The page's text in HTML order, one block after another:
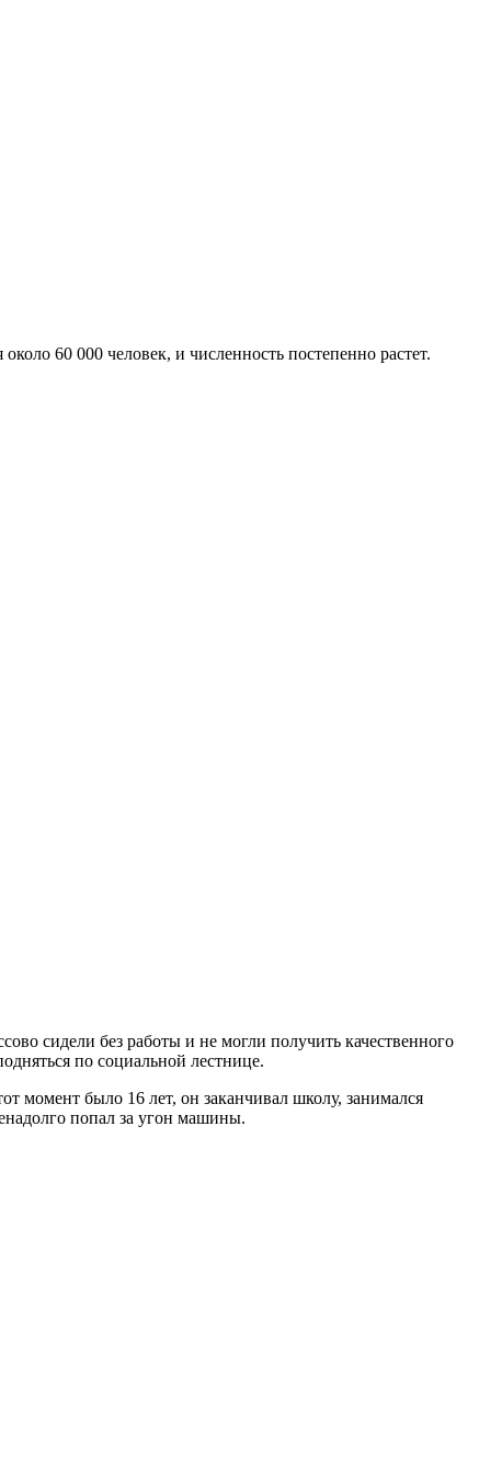
60 000 человек, и численность постепенно растет.
сидели без работы и не могли получить качественного
по социальной лестнице.
момент было 16 лет, он заканчивал школу, занимался
попал за угон машины.